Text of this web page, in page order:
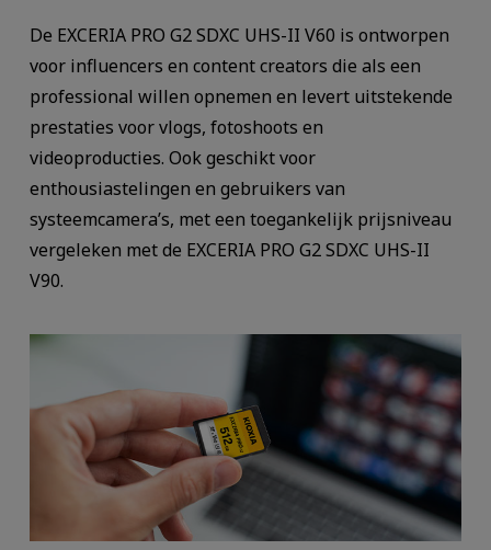
De EXCERIA PRO G2 SDXC UHS-II V60 is ontworpen
voor influencers en content creators die als een
professional willen opnemen en levert uitstekende
prestaties voor vlogs, fotoshoots en
videoproducties. Ook geschikt voor
enthousiastelingen en gebruikers van
systeemcamera’s, met een toegankelijk prijsniveau
vergeleken met de EXCERIA PRO G2 SDXC UHS-II
V90.